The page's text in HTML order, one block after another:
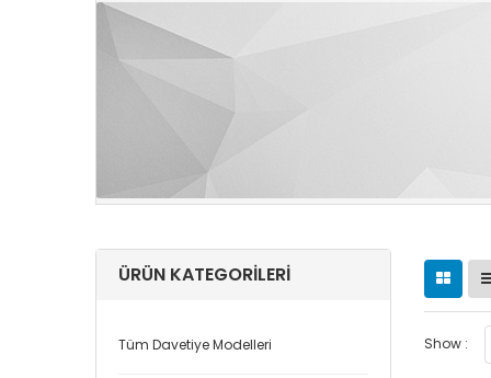
ÜRÜN KATEGORILERI
Tüm Davetiye Modelleri Show :